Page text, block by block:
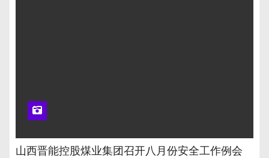
山西晋能控股煤业集团召开八月份安全工作例会